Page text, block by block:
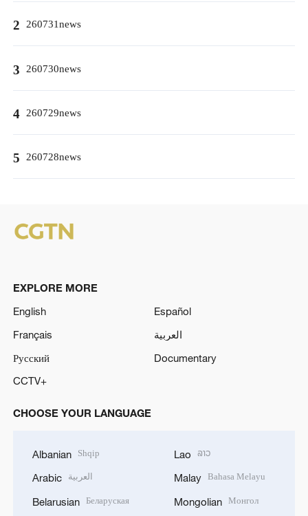
2 260731news
3 260730news
4 260729news
5 260728news
EXPLORE MORE
English
Español
Français
العربية
Русский
Documentary
CCTV+
CHOOSE YOUR LANGUAGE
Albanian Shqip
Arabic العربية
Belarusian Беларуская
Lao ລາວ
Malay Bahasa Melayu
Mongolian Монгол